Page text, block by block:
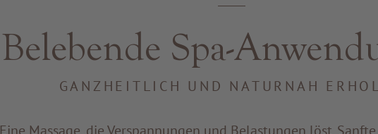
Belebende Spa-
GANZHEITLICH UND NATURNAH
Eine Massage, die Verspannungen und Belastungen löst.